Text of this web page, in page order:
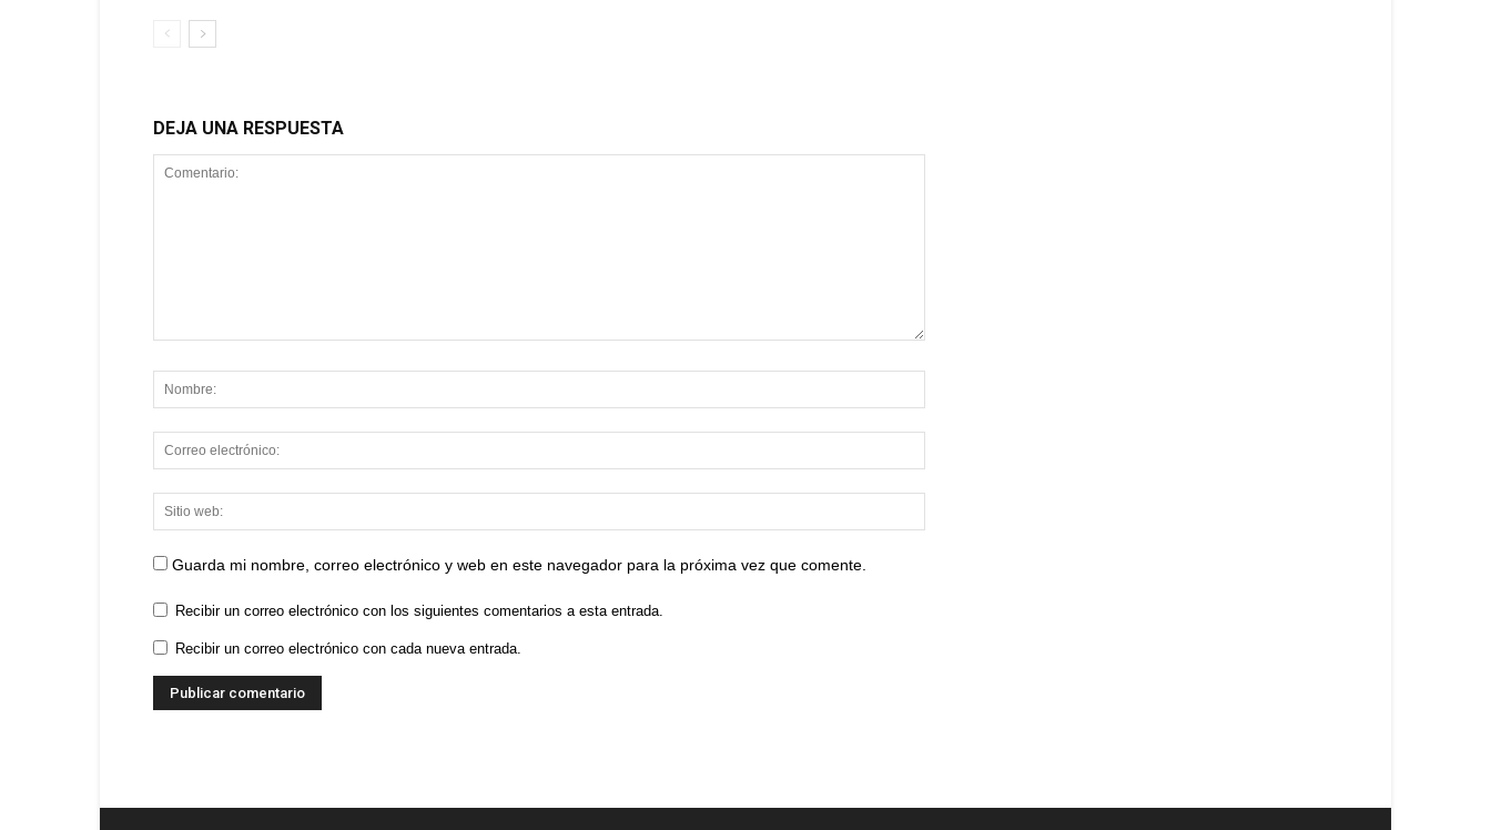
DEJA UNA RESPUESTA
Guarda mi nombre, correo electrónico y web en este navegador para la próxima vez que comente.
Recibir un correo electrónico con los siguientes comentarios a esta entrada.
Recibir un correo electrónico con cada nueva entrada.